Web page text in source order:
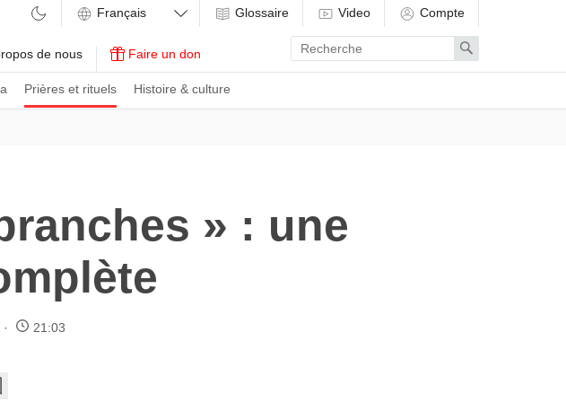
Prières et rituels Histoire & culture
de nous Faire un don
Glossaire Video Compte
Enter
search
term
Search
» : une
21:03